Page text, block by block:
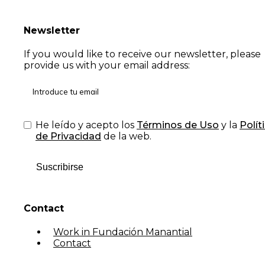
Newsletter
If you would like to receive our newsletter, please
provide us with your email address:
He leído y acepto los Términos de Uso y la
de Privacidad de la web.
Suscribirse
Contact
Work in Fundación Manantial
Contact